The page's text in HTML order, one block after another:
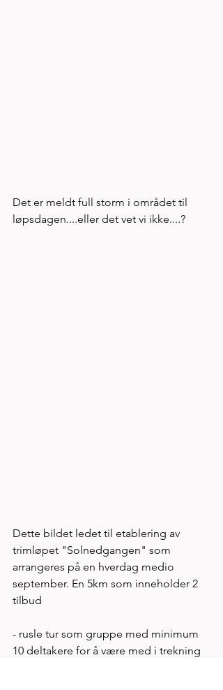
Det er meldt full storm i området til
løpsdagen....eller det vet vi ikke....?
Dette bildet ledet til etablering av
trimløpet "Solnedgangen" som
arrangeres på en hverdag medio
september. En 5km som inneholder 2
tilbud
- rusle tur som gruppe med minimum
10 deltakere for å være med i trekning